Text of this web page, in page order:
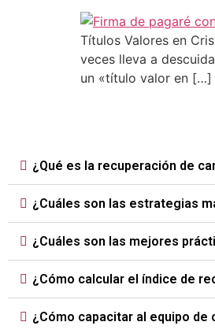
Títulos Valores en
veces lleva a
un «título valor en […]
¿Qué es la recuperación de
¿Cuáles son las estrategias
¿Cuáles son las mejores
¿Cómo calcular el índice de
¿Cómo capacitar al equipo